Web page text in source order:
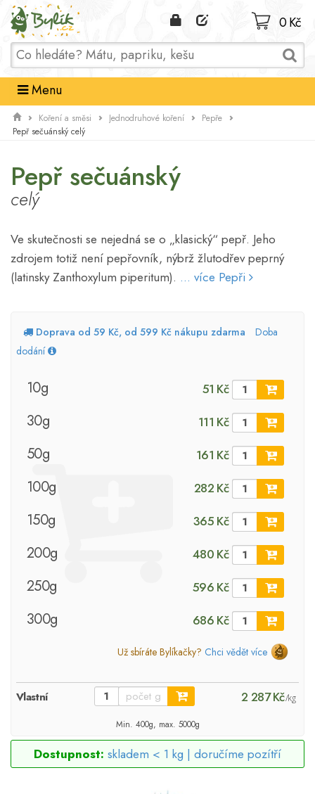
Domů
0 Kč
Menu
Koření a směsi Jednodruhové koření
Pepře
Pepř sečuánský celý
Pepř sečuánský
celý
Ve skutečnosti se nejedná se o „klasický“ pepř. Jeho
zdrojem totiž není pepřovník, nýbrž žlutodřev peprný
(latinsky Zanthoxylum piperitum). ... více Pepři
Doprava od 59 Kč, od 599 Kč nákupu zdarma
Doba
dodání
10g 51 Kč
30g 111 Kč
50g 161 Kč
100g 282 Kč
150g 365 Kč
200g 480 Kč
250g 596 Kč
300g 686 Kč
Už sbíráte Bylíkačky? Chci vědět více
Vlastní 2 287 Kč/kg
Min. 400g, max. 5000g
Dostupnost: skladem < 1 kg | doručíme pozítří